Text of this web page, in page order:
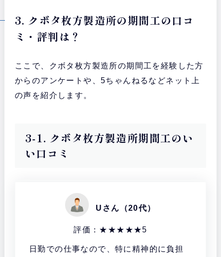
3. クボタ枚方製造所の期間工の口コ
ミ・評判は？
ここで、クボタ枚方製造所の期間工を経験した方
からのアンケートや、5ちゃんねるなどネット上
の声を紹介します。
3-1. クボタ枚方製造所期間工のい
い口コミ
Uさん（20代）
評価：★★★★★5
日勤での仕事なので、特に精神的に負担